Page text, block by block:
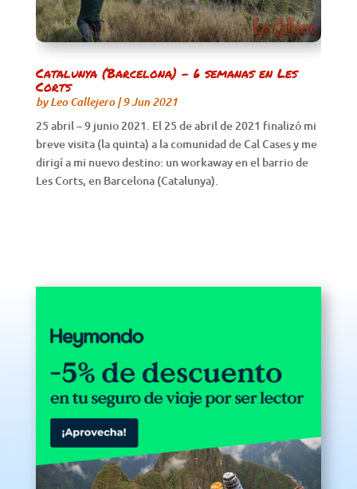
Catalunya (Barcelona) – 6 semanas en Les
Corts
byLeo Callejero|9 Jun 2021
25 abril – 9 junio 2021. El 25 de abril de 2021 finalizó mi
breve visita (la quinta) a la comunidad de Cal Cases y me
dirigí a mi nuevo destino: un workaway en el barrio de
Les Corts, en Barcelona (Catalunya).